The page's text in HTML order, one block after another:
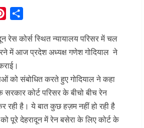
Pinterest
रेस कोर्स स्थित न्यायालय परिसर में चल
में आज प्रदेश अध्यक्ष गणेश गोदियाल ने
को संबोधित करते हुए गोदियाल ने कहा
सरकार कोर्ट परिसर के बीचो बीच रेन
रही है। ये बात कुछ हज़म नहीं हो रही है
पूरे देहरादून में रेन बसेरा के लिए कोर्ट के